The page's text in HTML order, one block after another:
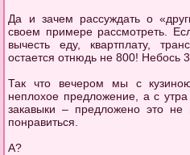
Да и зачем рассуждать о
своем примере рассмотреть.
вычесть еду, квартплату,
остается отнюдь не 800! Небось
Так что вечером мы с
неплохое предложение, а с
закавыки – предложено это
понравиться.
А?